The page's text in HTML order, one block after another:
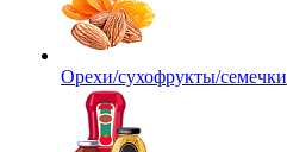
Орехи/сухофрукты/семечки